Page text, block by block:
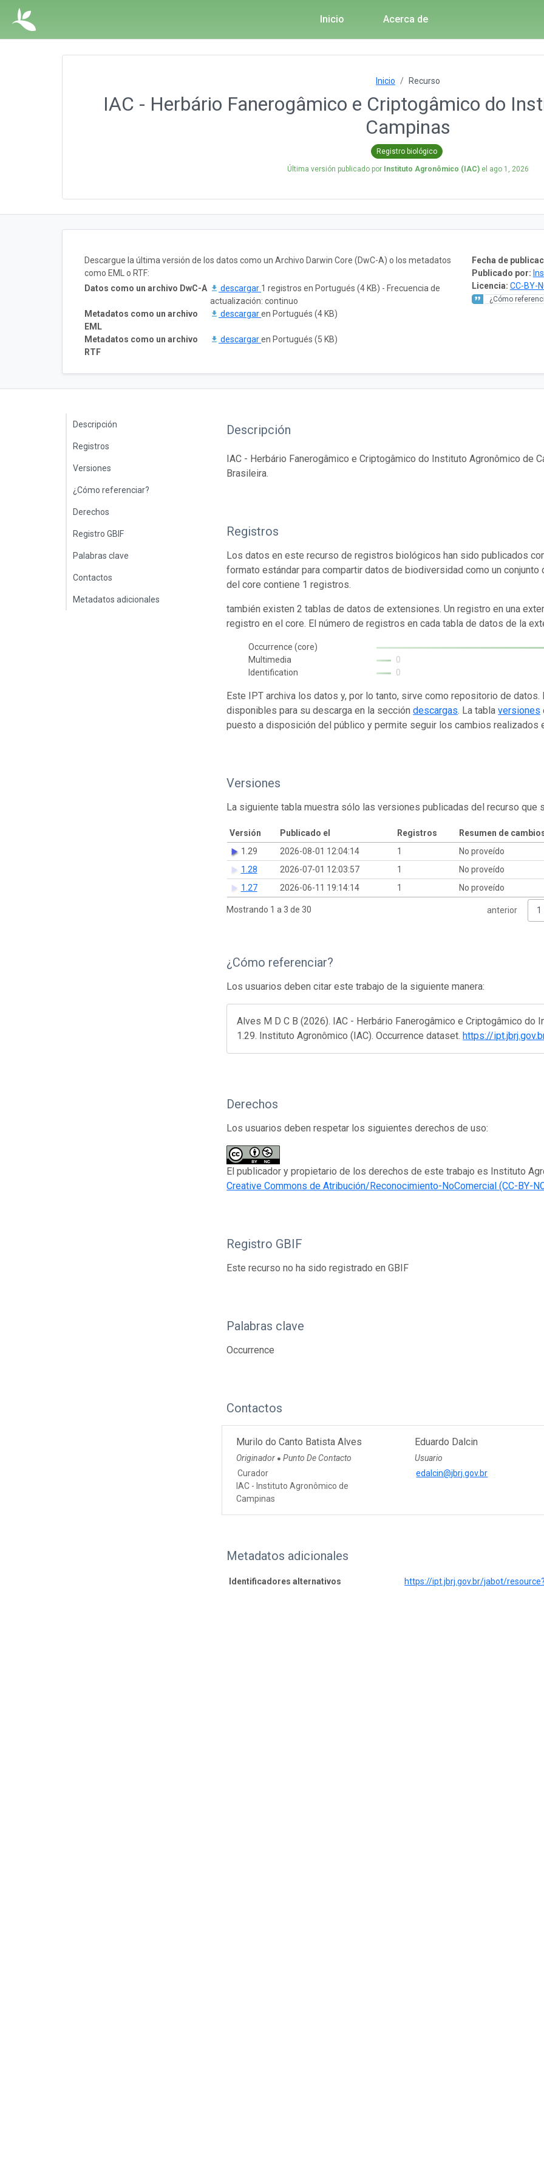
Inicio Acerca de
Inicio Recurso
IAC - Herbário Fanerogâmico e Criptogâmico do
Campinas
Registro biológico
Última versión publicado por Instituto Agronômico (IAC) el ago 1, 2026
Fecha de
Publicado por:
Licencia: CC-BY-
¿Cómo
Descargue la última versión de los datos como un Archivo Darwin Core (DwC-A) o los metadatos
como EML o RTF:
Datos como un archivo DwC-A
descargar 1 registros en Portugués (4 KB) - Frecuencia de
actualización: continuo
Metadatos como un archivo
EML
descargaren Portugués (4 KB)
Metadatos como un archivo
RTF
descargaren Portugués (5 KB)
Descripción
Registros
Versiones
¿Cómo referenciar?
Derechos
Registro GBIF
Palabras clave
Contactos
Metadatos adicionales
Descripción
IAC - Herbário Fanerogâmico e Criptogâmico do Instituto Agronômico de
Brasileira.
Registros
Los datos en este recurso de registros biológicos han sido publicados
formato estándar para compartir datos de biodiversidad como un
del core contiene 1 registros.
también existen 2 tablas de datos de extensiones. Un registro en una
registro en el core. El número de registros en cada tabla de datos de la
Occurrence (core)
Multimedia
0
Identification
0
Este IPT archiva los datos y, por lo tanto, sirve como repositorio de
disponibles para su descarga en la seccióndescargas. La tablaversiones
puesto a disposición del público y permite seguir los cambios realizados
Versiones
La siguiente tabla muestra sólo las versiones publicadas del recurso que
Versión Publicado el Registros Resumen de
1.29
2026-08-01 12:04:14 1
No proveído
1.28
2026-07-01 12:03:57 1
No proveído
1.27
2026-06-11 19:14:14 1 No proveído
Mostrando 1 a 3 de 30 anterior 1
¿Cómo referenciar?
Los usuarios deben citar este trabajo de la siguiente manera:
Alves M D C B (2026). IAC - Herbário Fanerogâmico e Criptogâmico do
1.29. Instituto Agronômico (IAC). Occurrence dataset. https://
Derechos
Los usuarios deben respetar los siguientes derechos de uso:
El publicador y propietario de los derechos de este trabajo es Instituto
Creative Commons de Atribución/Reconocimiento-NoComercial (CC-BY-
Registro GBIF
Este recurso no ha sido registrado en GBIF
Palabras clave
Occurrence
Contactos
Murilo do Canto Batista Alves
Originador ● Punto De Contacto
Curador
IAC - Instituto Agronômico de
Campinas
Eduardo Dalcin
Usuario
edalcin@jbrj.gov.br
Metadatos adicionales
Identificadores alternativos https://ipt.jbrj.gov.br/jabot/